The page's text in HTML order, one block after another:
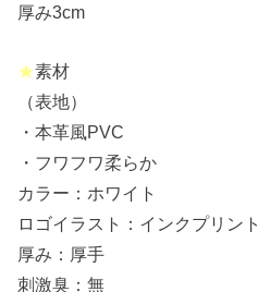
厚み3cm
★素材
（表地）
・本革風PVC
・フワフワ柔らか
カラー：ホワイト
ロゴイラスト：インクプリント
厚み：厚手
刺激臭：無